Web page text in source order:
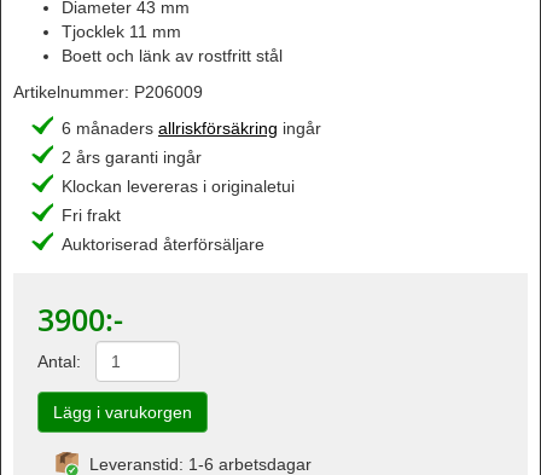
Diameter 43 mm
Tjocklek 11 mm
Boett och länk av rostfritt stål
Artikelnummer: P206009
6 månaders allriskförsäkring ingår
2 års garanti ingår
Klockan levereras i originaletui
Fri frakt
Auktoriserad återförsäljare
3900:-
Antal:
Leveranstid: 1-6 arbetsdagar